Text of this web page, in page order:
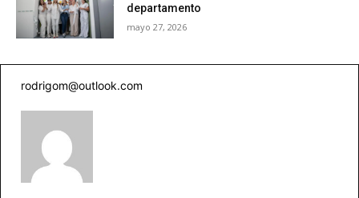
departamento
mayo 27, 2026
rodrigom@outlook.com